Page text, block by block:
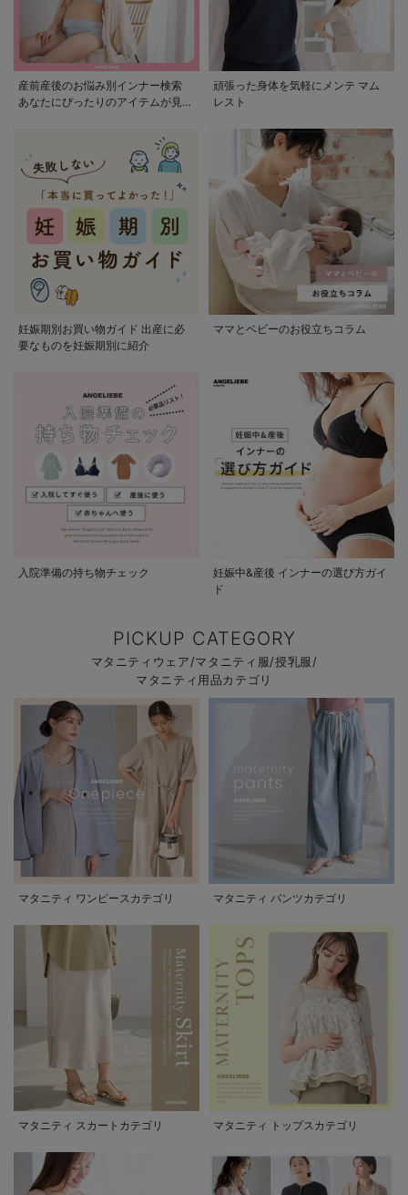
産前産後のお悩み別インナー検索
あなたにぴったりのアイテムが見つ
頑張った身体を気軽にメンテ マム
レスト
妊娠期別お買い物ガイド 出産に必
要なものを妊娠期別に紹介
ママとベビーのお役立ちコラム
入院準備の持ち物チェック
妊娠中&産後 インナーの選び方ガイ
ド
PICKUP CATEGORY
マタニティウェア/マタニティ服/授乳服/
マタニティ用品カテゴリ
マタニティ ワンピースカテゴリ マタニティ パンツカテゴリ
マタニティ スカートカテゴリ マタニティ トップスカテゴリ